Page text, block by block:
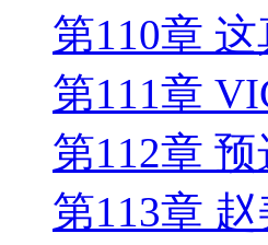
第110章
第111章
第112章
第113章